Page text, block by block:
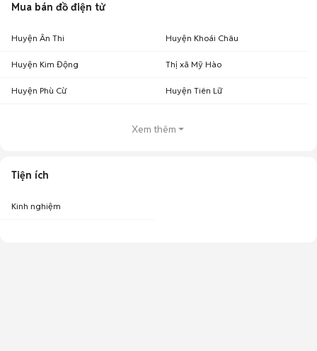
Mua bán đồ điện tử
Huyện Ân Thi Huyện Khoái Châu
Huyện Kim Động Thị xã Mỹ Hào
Huyện Phù Cừ Huyện Tiên Lữ
Xem thêm
Tiện ích
Kinh nghiệm